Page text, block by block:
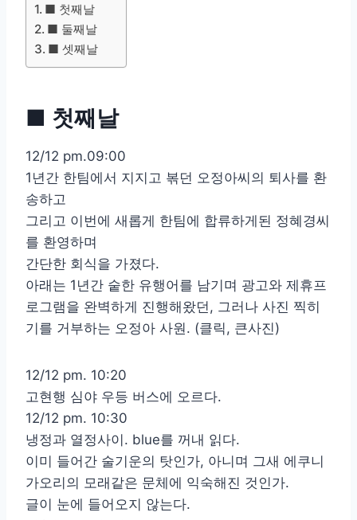
■ 첫째날
■ 둘째날
■ 셋째날
■ 첫째날
12/12 pm.09:00
1년간 한팀에서 지지고 볶던 오정아씨의 퇴사를 환
송하고
그리고 이번에 새롭게 한팀에 합류하게된 정혜경씨
를 환영하며
간단한 회식을 가졌다.
아래는 1년간 숱한 유행어를 남기며 광고와 제휴프
로그램을 완벽하게 진행해왔던, 그러나 사진 찍히
기를 거부하는 오정아 사원. (클릭, 큰사진)
12/12 pm. 10:20
고현행 심야 우등 버스에 오르다.
12/12 pm. 10:30
냉정과 열정사이. blue를 꺼내 읽다.
이미 들어간 술기운의 탓인가, 아니며 그새 에쿠니
가오리의 모래같은 문체에 익숙해진 것인가.
글이 눈에 들어오지 않는다.